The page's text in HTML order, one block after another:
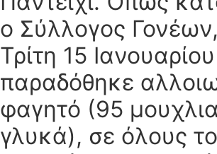
ο Σύλλογος
Τρίτη 15
παραδόθηκε
φαγητό (95
γλυκά), σε όλους